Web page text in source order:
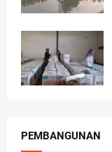
PEMBANGUNAN